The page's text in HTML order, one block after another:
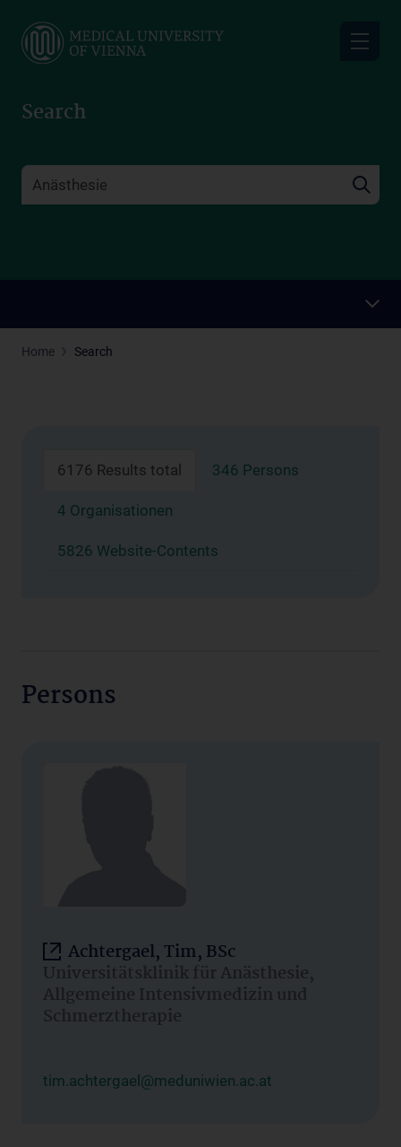
main
Search
Home Search
6176 Results total 346 Persons
4 Organisationen
5826 Website-Contents
Persons
Achtergael, Tim, BSc
Universitätsklinik für Anästhesie,
Allgemeine Intensivmedizin und
Schmerztherapie
tim.achtergael@meduniwien.ac.at